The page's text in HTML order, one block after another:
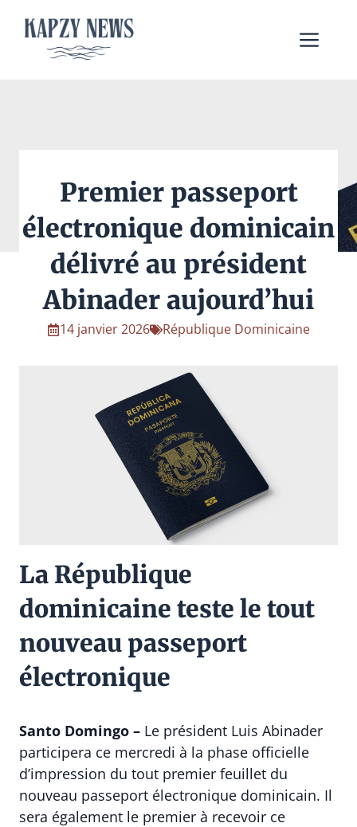
contenu
Premier passeport
électronique dominicain
délivré au président
Abinader aujourd’hui
14 janvier 2026 République Dominicaine
La République
dominicaine teste le tout
nouveau passeport
électronique
Santo Domingo – Le président Luis Abinader
participera ce mercredi à la phase officielle
d’impression du tout premier feuillet du
nouveau passeport électronique dominicain. Il
sera également le premier à recevoir ce